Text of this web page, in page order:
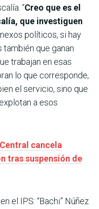
“Creo que es el
que investiguen
políticos, si hay
también que ganan
trabajan en esas
lo que corresponde,
el servicio, sino que
a esos
cancela
tras suspensión de
el IPS: “Bachi” Núñez